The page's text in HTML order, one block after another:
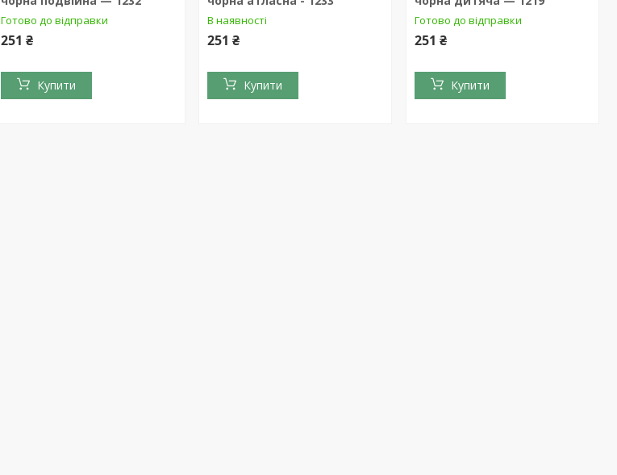
Готово до відправки
251 ₴
Купити
В наявності
251 ₴
Купити
Готово до відправки
251 ₴
Купити